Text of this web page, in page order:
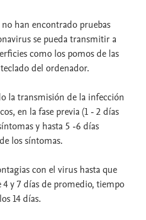
han encontrado pruebas
se pueda transmitir a
como los pomos de las
del ordenador.
la transmisión de la infección
en la fase previa (1 - 2 días
y hasta 5 -6 días
los síntomas.
con el virus hasta que
y 7 días de promedio, tiempo
14 días.